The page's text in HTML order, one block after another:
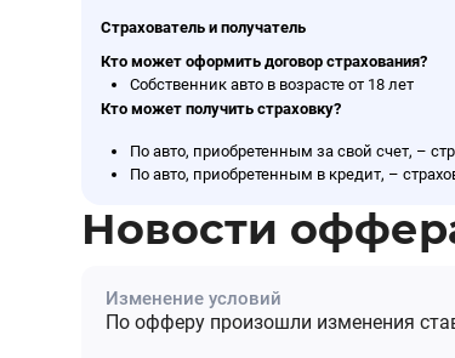
Страхователь и получатель
Кто может оформить договор страхования?
Собственник авто в возрасте от 18 лет
Кто может получить страховку?
По авто, приобретенным за свой счет, –
По авто, приобретенным в кредит, –
Новости
Изменение условий
По офферу произошли изменения